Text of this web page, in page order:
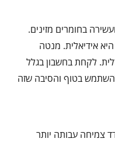
בחומרים מזינים.
אידיאלית. מנטה
לקחת בחשבון בגלל
בטוף והסיבה שזה
צמיחה עבותה יותר